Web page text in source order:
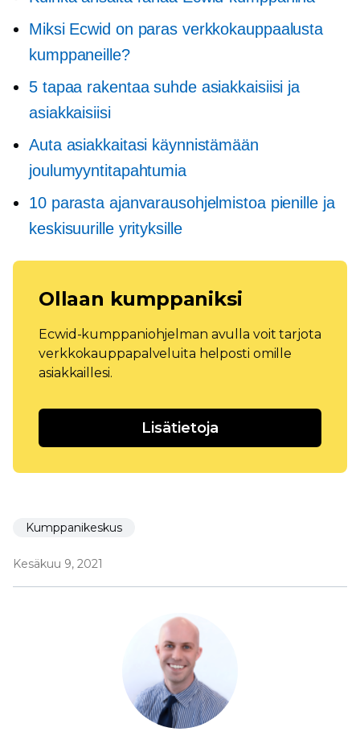
Miksi Ecwid on paras verkkokauppaalusta
kumppaneille?
5 tapaa rakentaa suhde asiakkaisiisi ja
asiakkaisiisi
Auta asiakkaitasi käynnistämään
joulumyyntitapahtumia
10 parasta ajanvarausohjelmistoa pienille ja
keskisuurille yrityksille
Ollaan kumppaniksi
Ecwid-kumppaniohjelman avulla voit tarjota
verkkokauppapalveluita helposti omille
asiakkaillesi.
Lisätietoja
Kumppanikeskus
Kesäkuu 9, 2021